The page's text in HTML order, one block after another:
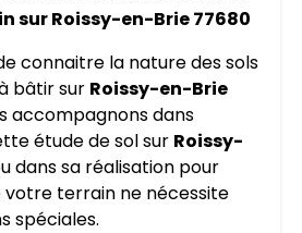
sur Roissy-en-Brie 77680
connaitre la nature des sols
bâtir sur Roissy-en-Brie
accompagnons dans
étude de sol sur Roissy-
dans sa réalisation pour
votre terrain ne nécessite
spéciales.